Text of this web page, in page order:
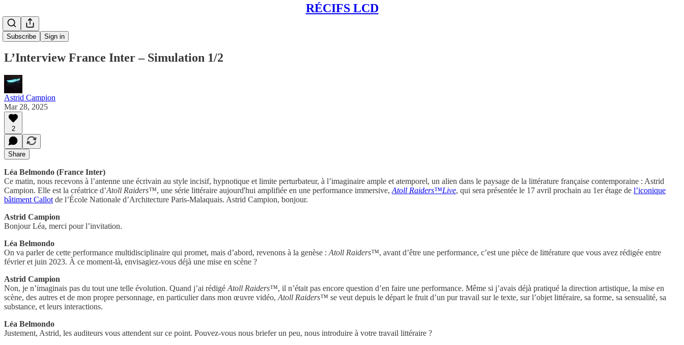
RÉCIFS LCD
Subscribe Sign in
L’Interview France Inter – Simulation 1/2
Astrid Campion
Mar 28, 2025
2
Share
Léa Belmondo (France Inter)
Ce matin, nous recevons à l’antenne une écrivain au style incisif, hypnotique et limite perturbateur, à l’imaginaire ample et atemporel, un alien dans le paysage de la littérature française contemporaine : Astrid
Campion. Elle est la créatrice d’Atoll Raiders™, une série littéraire aujourd'hui amplifiée en une performance immersive, Atoll Raiders™Live, qui sera présentée le 17 avril prochain au 1er étage de l’iconique
bâtiment Callot de l’École Nationale d’Architecture Paris-Malaquais. Astrid Campion, bonjour.
Astrid Campion
Bonjour Léa, merci pour l’invitation.
Léa Belmondo
On va parler de cette performance multidisciplinaire qui promet, mais d’abord, revenons à la genèse : Atoll Raiders™, avant d’être une performance, c’est une pièce de littérature que vous avez rédigée entre
février et juin 2023. À ce moment-là, envisagiez-vous déjà une mise en scène ?
Astrid Campion
Non, je n’imaginais pas du tout une telle évolution. Quand j’ai rédigé Atoll Raiders™, il n’était pas encore question d’en faire une performance. Même si j’avais déjà pratiqué la direction artistique, la mise en
scène, des autres et de mon propre personnage, en particulier dans mon œuvre vidéo, Atoll Raiders™ se veut depuis le départ le fruit d’un pur travail sur le texte, sur l’objet littéraire, sa forme, sa sensualité, sa
substance, et leurs interactions.
Léa Belmondo
Justement, Astrid, les auditeurs vous attendent sur ce point. Pouvez-vous nous briefer un peu, nous introduire à votre travail littéraire ?